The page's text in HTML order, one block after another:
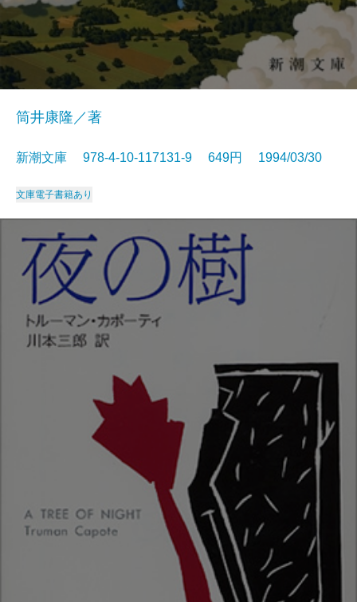
筒井康隆／著
新潮文庫 978-4-10-117131-9 649円 1994/03/30
文庫電子書籍あり